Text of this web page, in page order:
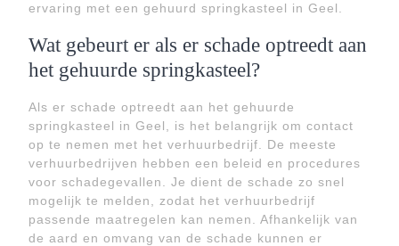
ervaring met een gehuurd springkasteel in Geel.
Wat gebeurt er als er schade optreedt aan
het gehuurde springkasteel?
Als er schade optreedt aan het gehuurde
springkasteel in Geel, is het belangrijk om contact
op te nemen met het verhuurbedrijf. De meeste
verhuurbedrijven hebben een beleid en procedures
voor schadegevallen. Je dient de schade zo snel
mogelijk te melden, zodat het verhuurbedrijf
passende maatregelen kan nemen. Afhankelijk van
de aard en omvang van de schade kunnen er